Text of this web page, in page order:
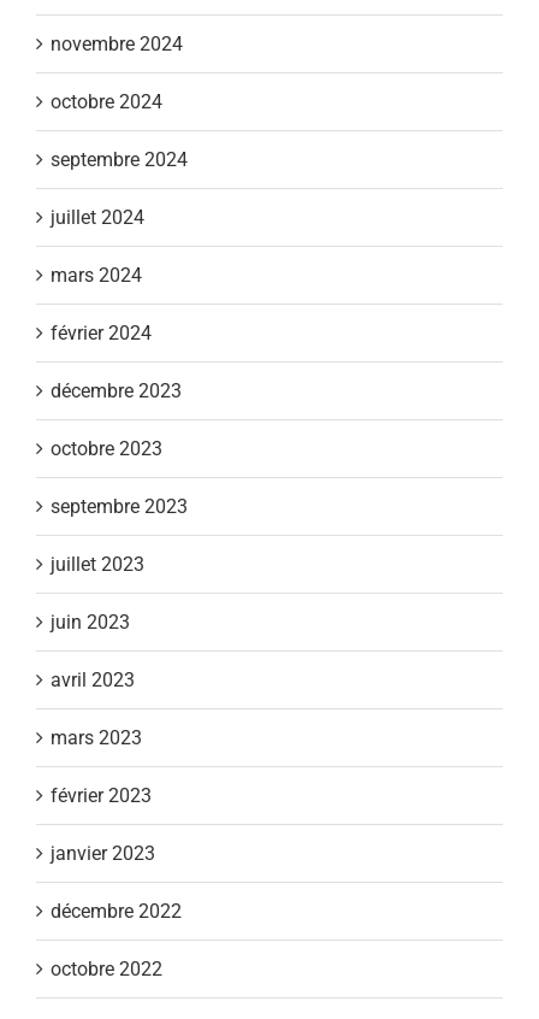
novembre 2024
octobre 2024
septembre 2024
juillet 2024
mars 2024
février 2024
décembre 2023
octobre 2023
septembre 2023
juillet 2023
juin 2023
avril 2023
mars 2023
février 2023
janvier 2023
décembre 2022
octobre 2022